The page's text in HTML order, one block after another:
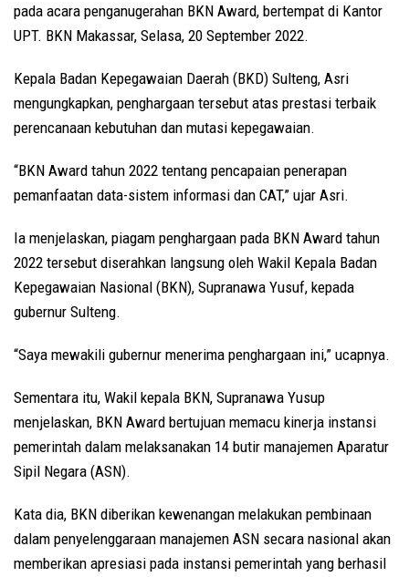
pada acara penganugerahan BKN Award, bertempat di Kantor
UPT. BKN Makassar, Selasa, 20 September 2022.
Kepala Badan Kepegawaian Daerah (BKD) Sulteng, Asri
mengungkapkan, penghargaan tersebut atas prestasi terbaik
perencanaan kebutuhan dan mutasi kepegawaian.
“BKN Award tahun 2022 tentang pencapaian penerapan
pemanfaatan data-sistem informasi dan CAT,” ujar Asri.
Ia menjelaskan, piagam penghargaan pada BKN Award tahun
2022 tersebut diserahkan langsung oleh Wakil Kepala Badan
Kepegawaian Nasional (BKN), Supranawa Yusuf, kepada
gubernur Sulteng.
“Saya mewakili gubernur menerima penghargaan ini,” ucapnya.
Sementara itu, Wakil kepala BKN, Supranawa Yusup
menjelaskan, BKN Award bertujuan memacu kinerja instansi
pemerintah dalam melaksanakan 14 butir manajemen Aparatur
Sipil Negara (ASN).
Kata dia, BKN diberikan kewenangan melakukan pembinaan
dalam penyelenggaraan manajemen ASN secara nasional akan
memberikan apresiasi pada instansi pemerintah yang berhasil